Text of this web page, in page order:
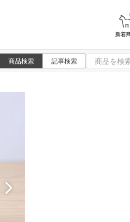
新着
商品検索 記事検索